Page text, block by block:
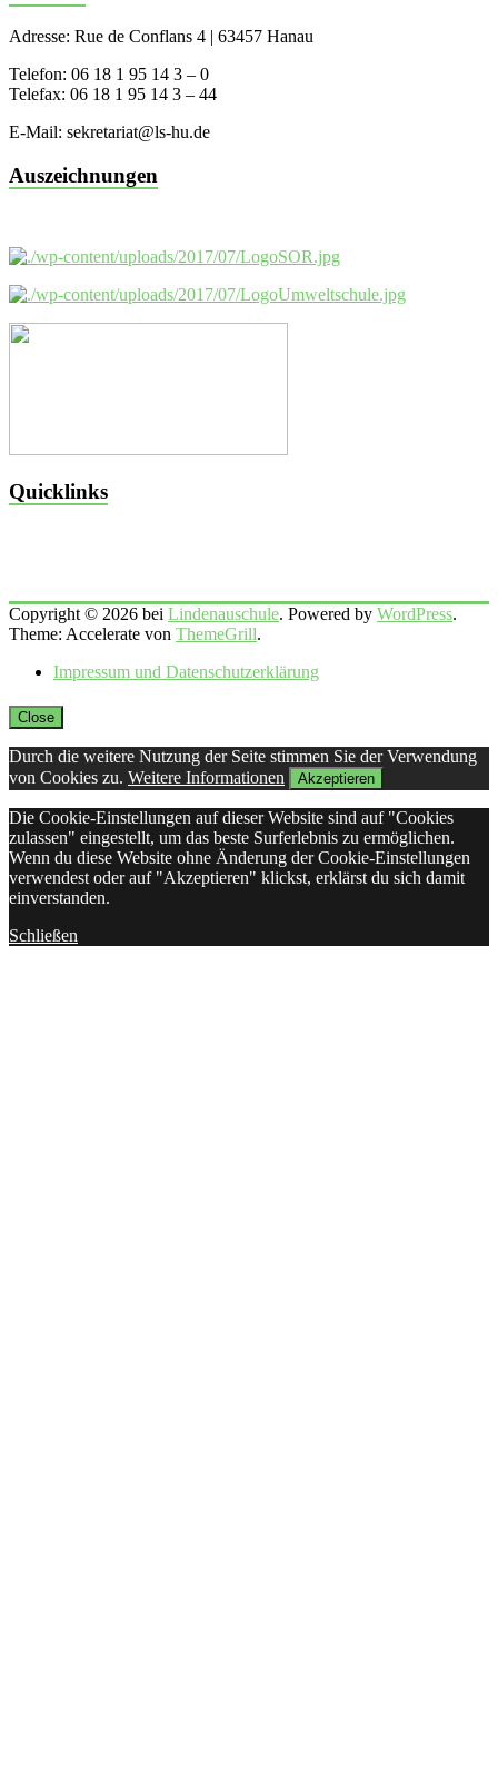
Adresse: Rue de Conflans 4 | 63457 Hanau
Telefon: 06 18 1 95 14 3 – 0
Telefax: 06 18 1 95 14 3 – 44
E-Mail: sekretariat@ls-hu.de
Auszeichnungen
Quicklinks
Copyright © 2026 bei Lindenauschule. Powered by WordPress.
Theme: Accelerate von ThemeGrill.
Impressum und Datenschutzerklärung
Close
Durch die weitere Nutzung der Seite stimmen Sie der Verwendung
von Cookies zu. Weitere Informationen Akzeptieren
Die Cookie-Einstellungen auf dieser Website sind auf "Cookies
zulassen" eingestellt, um das beste Surferlebnis zu ermöglichen.
Wenn du diese Website ohne Änderung der Cookie-Einstellungen
verwendest oder auf "Akzeptieren" klickst, erklärst du sich damit
einverstanden.
Schließen